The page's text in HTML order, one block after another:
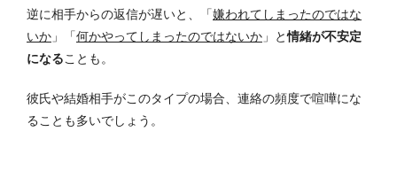
逆に相手からの返信が遅いと、「嫌われてしまったのではな
いか 」「何かやってしまったのではないか 」と情緒が不安定
になることも。
彼氏や結婚相手がこのタイプの場合、連絡の頻度で喧嘩にな
ることも多いでしょう。